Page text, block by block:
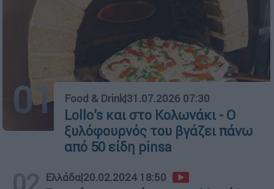
01 Food & Drink|31.07.2026 07:30
Lollo’s και στο Κολωνάκι - Ο
ξυλόφουρνός του βγάζει πάνω
από 50 είδη pinsa
Ελλάδα|20.02.2024 18:50